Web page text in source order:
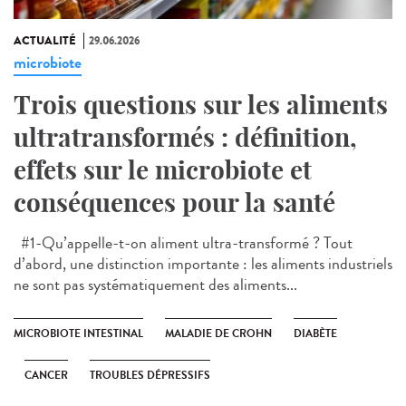
ACTUALITÉ 29.06.2026
microbiote
Trois questions sur les aliments
ultratransformés : définition,
effets sur le microbiote et
conséquences pour la santé
#1-Qu’appelle-t-on aliment ultra-transformé ? Tout
d’abord, une distinction importante : les aliments industriels
ne sont pas systématiquement des aliments...
MICROBIOTE INTESTINAL MALADIE DE CROHN DIABÈTE
CANCER TROUBLES DÉPRESSIFS